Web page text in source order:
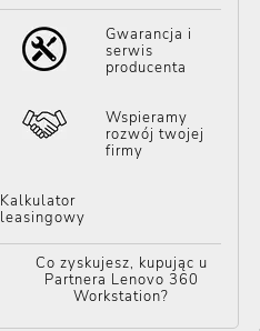
Gwarancja i
serwis
producenta
Wspieramy
rozwój twojej
firmy
Kalkulator
leasingowy
Co zyskujesz, kupując u
Partnera Lenovo 360
Workstation?